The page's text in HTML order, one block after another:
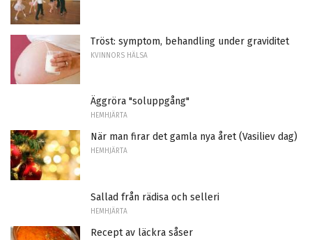
Tröst: symptom, behandling under graviditet
KVINNORS HÄLSA
Äggröra "soluppgång"
HEMHJÄRTA
När man firar det gamla nya året (Vasiliev dag)
HEMHJÄRTA
Sallad från rädisa och selleri
HEMHJÄRTA
Recept av läckra såser